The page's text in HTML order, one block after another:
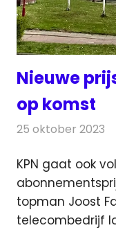
Nieuwe
op komst
25 oktober 2023
KPN gaat ook
topman Joost
telecombedrijf